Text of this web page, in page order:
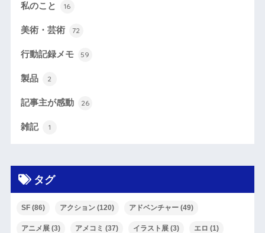
私のこと 16
美術・芸術 72
行動記録メモ 59
製品 2
記事主が感動 26
雑記 1
タグ
SF(86) アクション(120) アドベンチャー(49)
アニメ展(3) アメコミ (37) イラスト展(3) エロ (1)